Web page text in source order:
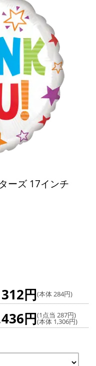
ーズ 17インチ
312円(本体 284円)
円(1点当 287円)
(本体 1,306円)